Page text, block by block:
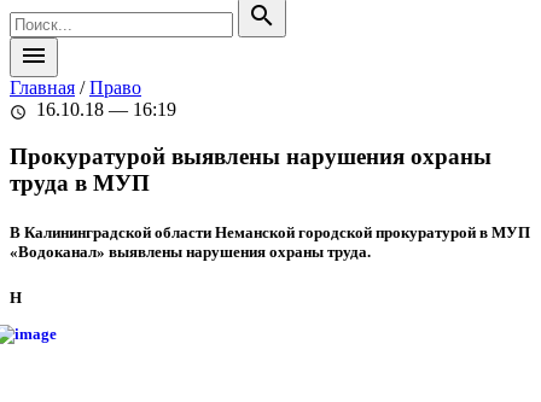
search
menu
Главная /Право
schedule 16.10.18 — 16:19
Прокуратурой выявлены нарушения охраны
труда в МУП
В Калининградской области Неманской городской прокуратурой в МУП
«Водоканал» выявлены нарушения охраны труда.
Н